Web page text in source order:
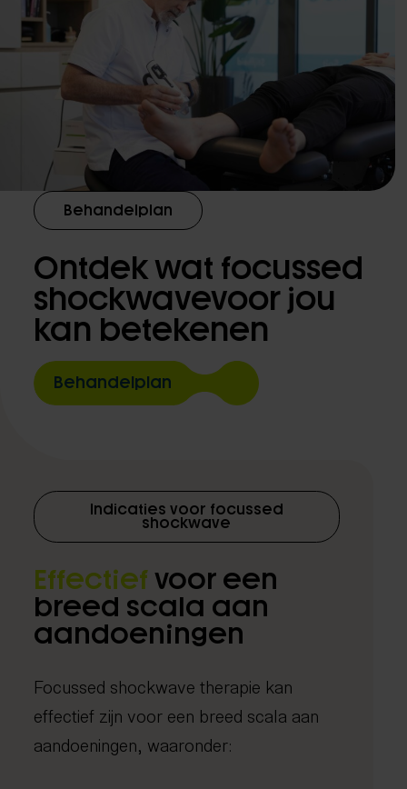
Behandelplan
Ontdek wat focussed
shockwavevoor jou
kan betekenen
Behandelplan
Indicaties voor focussed
shockwave
Effectiefvoor een
breed scala aan
aandoeningen
Focussed shockwave therapie kan
effectief zijn voor een breed scala aan
aandoeningen, waaronder: